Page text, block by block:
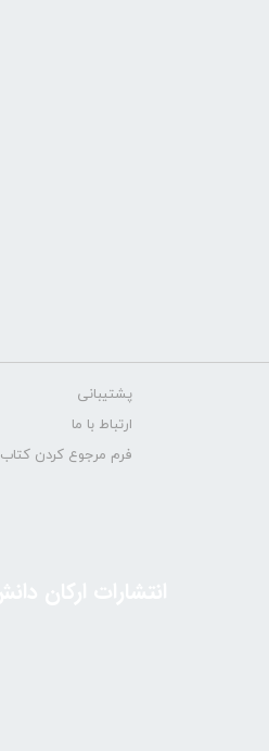
پشتیبانی
ارتباط با ما
فرم مرجوع کردن کتاب